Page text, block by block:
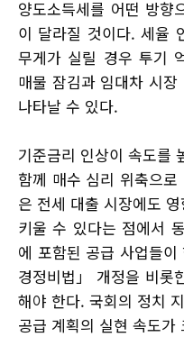
양도소득세를 어떤 방향
이 달라질 것이다. 세율
무게가 실릴 경우 투기
매물 잠김과 임대차 시
나타날 수 있다.
기준금리 인상이 속도를
함께 매수 심리 위축으
은 전세 대출 시장에도
키울 수 있다는 점에서
에 포함된 공급 사업들
경정비법」 개정을 비롯
해야 한다. 국회의 정치
공급 계획의 실현 속도가